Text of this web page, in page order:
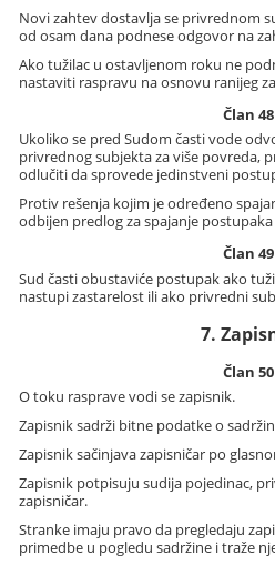
Novi zahtev dostavlja se privrednom
od osam dana podnese odgovor na
Ako tužilac u ostavljenom roku ne
nastaviti raspravu na osnovu ranijeg
Član 48
Ukoliko se pred Sudom časti vode
privrednog subjekta za više povreda,
odlučiti da sprovede jedinstveni
Protiv rešenja kojim je određeno
odbijen predlog za spajanje
Član 49
Sud časti obustaviće postupak ako
nastupi zastarelost ili ako privredni
7.
Član 50
O toku rasprave vodi se zapisnik.
Zapisnik sadrži bitne podatke o
Zapisnik sačinjava zapisničar po
Zapisnik potpisuju sudija pojedinac,
zapisničar.
Stranke imaju pravo da pregledaju
primedbe u pogledu sadržine i traže